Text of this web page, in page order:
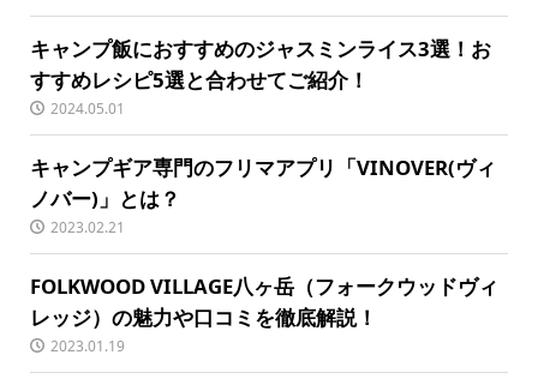
キャンプ飯におすすめのジャスミンライス3選！お
すすめレシピ5選と合わせてご紹介！
2024.05.01
キャンプギア専門のフリマアプリ「VINOVER(ヴィ
ノバー)」とは？
2023.02.21
FOLKWOOD VILLAGE八ヶ岳（フォークウッドヴィ
レッジ）の魅力や口コミを徹底解説！
2023.01.19